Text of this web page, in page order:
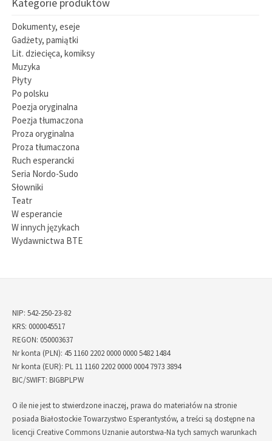
Dokumenty, eseje
Gadżety, pamiątki
Lit. dziecięca, komiksy
Muzyka
Płyty
Po polsku
Poezja oryginalna
Poezja tłumaczona
Proza oryginalna
Proza tłumaczona
Ruch esperancki
Seria Nordo-Sudo
Słowniki
Teatr
W esperancie
W innych językach
Wydawnictwa BTE
NIP: 542-250-23-82
KRS: 0000045517
REGON: 050003637
Nr konta (PLN): 45 1160 2202 0000 0000 5482 1484
Nr konta (EUR): PL 11 1160 2202 0000 0004 7973 3894
BIC/SWIFT: BIGBPLPW
O ile nie jest to stwierdzone inaczej, prawa do materiałów na stronie
posiada Białostockie Towarzystwo Esperantystów, a treści są dostępne na
licencji Creative Commons Uznanie autorstwa-Na tych samych warunkach